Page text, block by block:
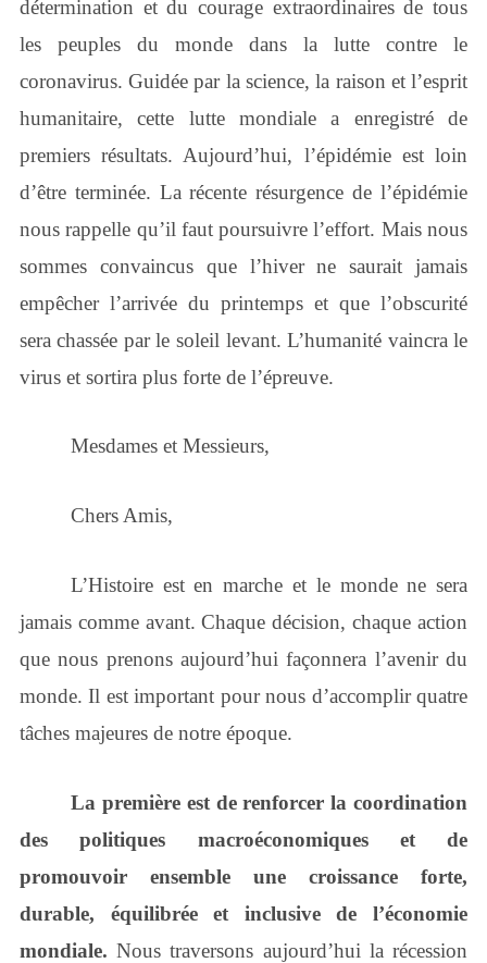
détermination et du courage extraordinaires de tous
les peuples du monde dans la lutte contre le
coronavirus. Guidée par la science, la raison et l’esprit
humanitaire, cette lutte mondiale a enregistré de
premiers résultats. Aujourd’hui, l’épidémie est loin
d’être terminée. La récente résurgence de l’épidémie
nous rappelle qu’il faut poursuivre l’effort. Mais nous
sommes convaincus que l’hiver ne saurait jamais
empêcher l’arrivée du printemps et que l’obscurité
sera chassée par le soleil levant. L’humanité vaincra le
virus et sortira plus forte de l’épreuve.
Mesdames et Messieurs,
Chers Amis,
L’Histoire est en marche et le monde ne sera
jamais comme avant. Chaque décision, chaque action
que nous prenons aujourd’hui façonnera l’avenir du
monde. Il est important pour nous d’accomplir quatre
tâches majeures de notre époque.
La première est de renforcer la coordination
des politiques macroéconomiques et de
promouvoir ensemble une croissance forte,
durable, équilibrée et inclusive de l’économie
mondiale. Nous traversons aujourd’hui la récession